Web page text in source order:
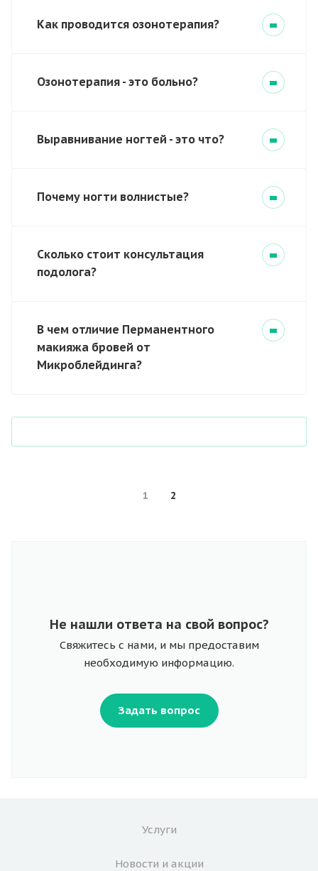
Как проводится озонотерапия?
Озонотерапия - это больно?
Выравнивание ногтей - это что?
Почему ногти волнистые?
Сколько стоит консультация
подолога?
В чем отличие Перманентного
макияжа бровей от
Микроблейдинга?
1 2
Не нашли ответа на свой вопрос?
Свяжитесь с нами, и мы предоставим
необходимую информацию.
Задать вопрос
Услуги
Новости и акции